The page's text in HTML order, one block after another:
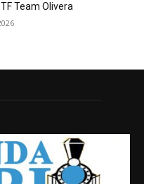
Team Olivera